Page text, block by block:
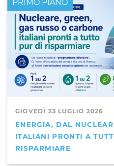
GIOVEDÌ 23 LUGLIO 2026
ENERGIA, DAL
ITALIANI PRONTI A
RISPARMIARE
PRIMO PIANO